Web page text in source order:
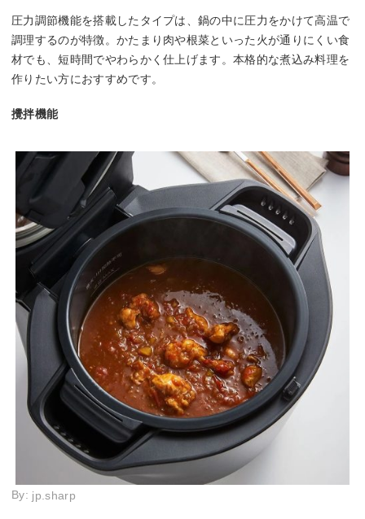
圧力調節機能を搭載したタイプは、鍋の中に圧力をかけて高温で
調理するのが特徴。かたまり肉や根菜といった火が通りにくい食
材でも、短時間でやわらかく仕上げます。本格的な煮込み料理を
作りたい方におすすめです。
攪拌機能
By: jp.sharp